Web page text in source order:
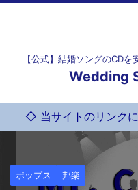
【公式】結婚ソングのCD
Wedding
◇ 当サイトのリンク
ポップス 邦楽